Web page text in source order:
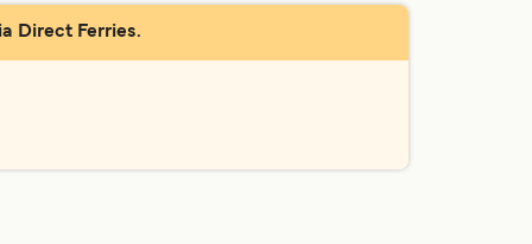
Direct Ferries.